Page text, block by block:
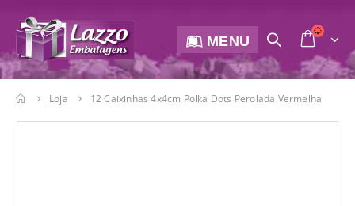
MENU
Loja 12 Caixinhas 4x4cm Polka Dots Perolada Vermelha